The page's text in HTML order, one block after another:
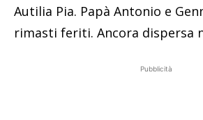
Autilia Pia. Papà Antonio e
rimasti feriti. Ancora dispersa
Pubblicità